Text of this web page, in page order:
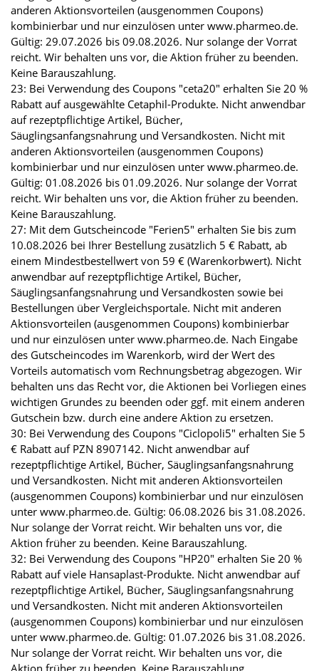
anderen Aktionsvorteilen (ausgenommen Coupons)
kombinierbar und nur einzulösen unter www.pharmeo.de.
Gültig: 29.07.2026 bis 09.08.2026. Nur solange der Vorrat
reicht. Wir behalten uns vor, die Aktion früher zu beenden.
Keine Barauszahlung.
23: Bei Verwendung des Coupons "ceta20" erhalten Sie 20 %
Rabatt auf ausgewählte Cetaphil-Produkte. Nicht anwendbar
auf rezeptpflichtige Artikel, Bücher,
Säuglingsanfangsnahrung und Versandkosten. Nicht mit
anderen Aktionsvorteilen (ausgenommen Coupons)
kombinierbar und nur einzulösen unter www.pharmeo.de.
Gültig: 01.08.2026 bis 01.09.2026. Nur solange der Vorrat
reicht. Wir behalten uns vor, die Aktion früher zu beenden.
Keine Barauszahlung.
27: Mit dem Gutscheincode "Ferien5" erhalten Sie bis zum
10.08.2026 bei Ihrer Bestellung zusätzlich 5 € Rabatt, ab
einem Mindestbestellwert von 59 € (Warenkorbwert). Nicht
anwendbar auf rezeptpflichtige Artikel, Bücher,
Säuglingsanfangsnahrung und Versandkosten sowie bei
Bestellungen über Vergleichsportale. Nicht mit anderen
Aktionsvorteilen (ausgenommen Coupons) kombinierbar
und nur einzulösen unter www.pharmeo.de. Nach Eingabe
des Gutscheincodes im Warenkorb, wird der Wert des
Vorteils automatisch vom Rechnungsbetrag abgezogen. Wir
behalten uns das Recht vor, die Aktionen bei Vorliegen eines
wichtigen Grundes zu beenden oder ggf. mit einem anderen
Gutschein bzw. durch eine andere Aktion zu ersetzen.
30: Bei Verwendung des Coupons "Ciclopoli5" erhalten Sie 5
€ Rabatt auf PZN 8907142. Nicht anwendbar auf
rezeptpflichtige Artikel, Bücher, Säuglingsanfangsnahrung
und Versandkosten. Nicht mit anderen Aktionsvorteilen
(ausgenommen Coupons) kombinierbar und nur einzulösen
unter www.pharmeo.de. Gültig: 06.08.2026 bis 31.08.2026.
Nur solange der Vorrat reicht. Wir behalten uns vor, die
Aktion früher zu beenden. Keine Barauszahlung.
32: Bei Verwendung des Coupons "HP20" erhalten Sie 20 %
Rabatt auf viele Hansaplast-Produkte. Nicht anwendbar auf
rezeptpflichtige Artikel, Bücher, Säuglingsanfangsnahrung
und Versandkosten. Nicht mit anderen Aktionsvorteilen
(ausgenommen Coupons) kombinierbar und nur einzulösen
unter www.pharmeo.de. Gültig: 01.07.2026 bis 31.08.2026.
Nur solange der Vorrat reicht. Wir behalten uns vor, die